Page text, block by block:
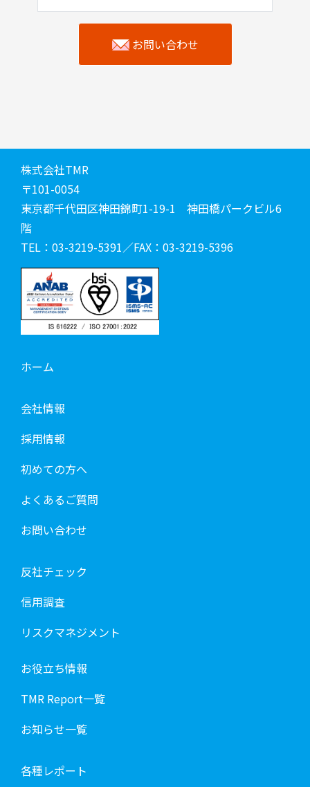
お問い合わせ
株式会社TMR
〒101-0054
東京都千代田区神田錦町1-19-1 神田橋パークビル6
階
TEL：03-3219-5391／FAX：03-3219-5396
ホーム
会社情報
採用情報
初めての方へ
よくあるご質問
お問い合わせ
反社チェック
信用調査
リスクマネジメント
お役立ち情報
TMR Report一覧
お知らせ一覧
各種レポート